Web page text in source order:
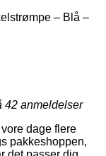
– Blå –
42 anmeldelser
dage flere
pakkeshoppen,